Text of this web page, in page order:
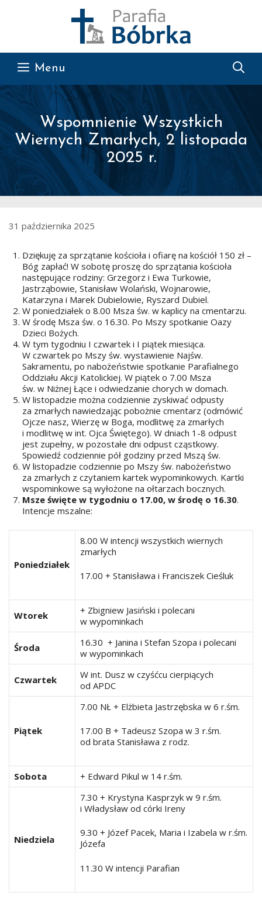
Menu
Wspomnienie Wszystkich
Wiernych Zmarłych, 2 listopada
2025 r.
31 października 2025
Dziękuję za sprzątanie kościoła i ofiarę na kościół 150 zł –
Bóg zapłać! W sobotę proszę do sprzątania kościoła
następujące rodziny: Grzegorz i Ewa Turkowie,
Jastrząbowie, Stanisław Wolański, Wojnarowie,
Katarzyna i Marek Dubielowie, Ryszard Dubiel.
W poniedziałek o 8.00 Msza św. w kaplicy na cmentarzu.
W środę Msza św. o 16.30. Po Mszy spotkanie Oazy
Dzieci Bożych.
W tym tygodniu I czwartek i I piątek miesiąca.
W czwartek po Mszy św. wystawienie Najśw.
Sakramentu, po nabożeństwie spotkanie Parafialnego
Oddziału Akcji Katolickiej. W piątek o 7.00 Msza
św. w Niżnej Łące i odwiedzanie chorych w domach.
W listopadzie można codziennie zyskiwać odpusty
za zmarłych nawiedzając pobożnie cmentarz (odmówić
Ojcze nasz, Wierzę w Boga, modlitwę za zmarłych
i modlitwę w int. Ojca Świętego). W dniach 1-8 odpust
jest zupełny, w pozostałe dni odpust cząstkowy.
Spowiedź codziennie pół godziny przed Mszą św.
W listopadzie codziennie po Mszy św. nabożeństwo
za zmarłych z czytaniem kartek wypominkowych. Kartki
wspominkowe są wyłożone na ołtarzach bocznych.
Msze święte w tygodniu o 17.00, w środę o 16.30.
Intencje mszalne:
Poniedziałek
8.00 W intencji wszystkich wiernych
zmarłych
17.00 + Stanisława i Franciszek Cieśluk
Wtorek
+ Zbigniew Jasiński i polecani
w wypominkach
Środa
16.30 + Janina i Stefan Szopa i polecani
w wypominkach
Czwartek
W int. Dusz w czyśćcu cierpiących
od APDC
Piątek
7.00 NŁ + Elżbieta Jastrzębska w 6 r.śm.
17.00 B + Tadeusz Szopa w 3 r.śm.
od brata Stanisława z rodz.
Sobota + Edward Pikul w 14 r.śm.
Niedziela
7.30 + Krystyna Kasprzyk w 9 r.śm.
i Władysław od córki Ireny
9.30 + Józef Pacek, Maria i Izabela w r.śm.
Józefa
11.30 W intencji Parafian